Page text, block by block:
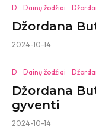
D
Dainų žodžiai
Džordana
2024-10-14
D Dainų žodžiai
Džordana
gyventi
2024-10-14